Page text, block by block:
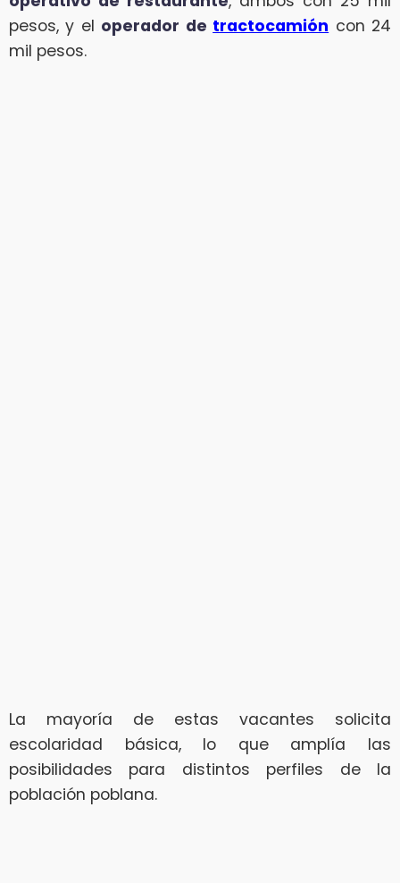
pesos, y el operador de tractocamión con 24
mil pesos.
La mayoría de estas vacantes solicita
escolaridad básica, lo que amplía las
posibilidades para distintos perfiles de la
población poblana.